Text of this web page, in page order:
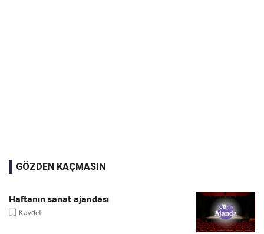
GÖZDEN KAÇMASIN
Haftanın sanat ajandası
Kaydet